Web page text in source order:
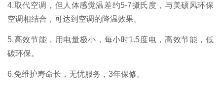
4.取代空调，但人体感觉温差约5-7摄氏度，与美硕风环保
空调相结合，可达到空调的降温效果。
5.高效节能，用电量极小，每小时1.5度电，高效节能，低
碳环保。
6.免维护寿命长，无忧服务，3年保修。